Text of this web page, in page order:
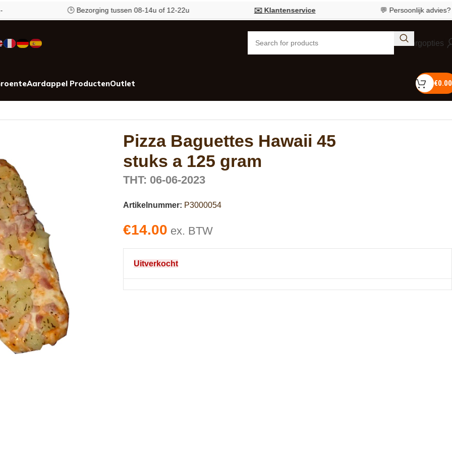
🕒 Bezorging tussen 08-14u of 12-22u ✉️ Klantenservice 💬 Persoonlijk advies?Bel
Bezorgopties
Aardappel ProductenOutlet €0.00
Pizza Baguettes Hawaii 45
stuks a 125 gram
THT: 06-06-2023
Artikelnummer: P3000054
€14.00 ex. BTW
Uitverkocht